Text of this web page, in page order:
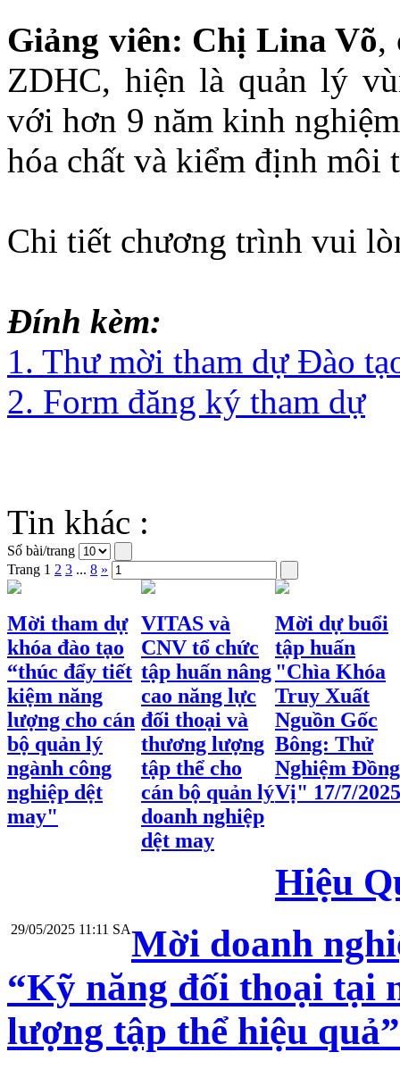
Giảng viên: Chị Lina Võ,
ZDHC, hiện là quản lý
với hơn 9 năm kinh
hóa chất và kiểm định môi
Chi tiết chương trình vui
Đính kèm:
1. Thư mời tham dự Đào
2. Form đăng ký tham dự
Tin khác :
Số bài/trang
Trang 1 2 3 ... 8 »
Mời tham dự
khóa đào tạo
“thúc đẩy tiết
kiệm năng
lượng cho cán
bộ quản lý
ngành công
nghiệp dệt
may"
VITAS và
CNV tổ chức
tập huấn nâng
cao năng lực
đối thoại và
thương lượng
tập thể cho
cán bộ quản lý
doanh nghiệp
dệt may
Mời dự buổi
tập huấn
"Chìa Khóa
Truy Xuất
Nguồn Gốc
Bông: Thử
Nghiệm Đồng
Vị" 17/7/2025
Hiệu
29/05/2025 11:11 SAMời doanh
“Kỹ năng đối thoại tại
lượng tập thể hiệu quả”